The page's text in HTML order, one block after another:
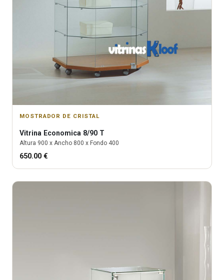
MOSTRADOR DE CRISTAL
Vitrina Economica 8/90 T
Altura 900 x Ancho 800 x Fondo 400
650.00 €